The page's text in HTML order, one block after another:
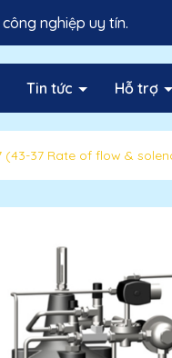
nghiệp uy tín.
Tin tức Hỗ trợ
37 Rate of flow &